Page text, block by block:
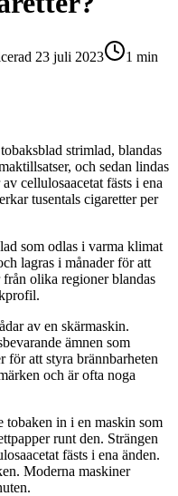
23 juli 2023
1 min
strimlad, blandas
och sedan lindas
cellulosaacetat fästs i ena
tusentals cigaretter per
som odlas i varma klimat
lagras i månader för att
olika regioner blandas
av en skärmaskin.
ämnen som
för att styra brännbarheten
och är ofta noga
tobaken in i en maskin som
runt den. Strängen
fästs i ena änden.
Moderna maskiner